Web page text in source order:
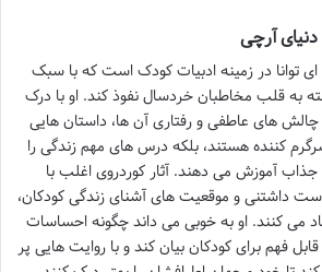
آرچی
ای توانا در زمینه ادبیات کودک است که با سبک
به قلب مخاطبان خردسال نفوذ کند. او با درک
چالش های عاطفی و رفتاری آن ها، داستان هایی
کننده هستند، بلکه درس های مهم زندگی را
آموزش می دهند. آثار کوردروی اغلب با
داشتنی و موقعیت های آشنای زندگی کودکان،
می کنند. او به خوبی می داند چگونه احساسات
فهم برای کودکان بیان کند و با روایت هایی پر